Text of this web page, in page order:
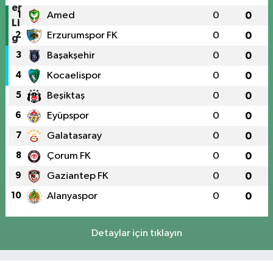
1 Amed 0 0
2 Erzurumspor FK 0 0
3 Başakşehir 0 0
4 Kocaelispor 0 0
5 Beşiktaş 0 0
6 Eyüpspor 0 0
7 Galatasaray 0 0
8 Çorum FK 0 0
9 Gaziantep FK 0 0
10 Alanyaspor 0 0
Detaylar için tıklayın